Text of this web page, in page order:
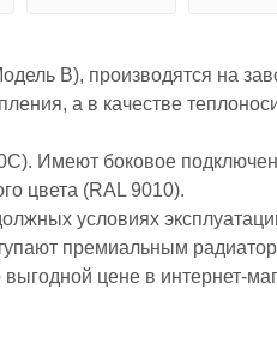
B), производятся на
а в качестве
Имеют боковое
цвета (RAL 9010).
условиях
премиальным
цене в интернет-